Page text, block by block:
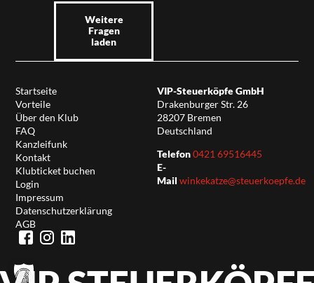
Weitere
Fragen
laden
Startseite
Vorteile
Über den Klub
FAQ
Kanzleifunk
Kontakt
Klubticket buchen
Login
Impressum
Datenschutzerklärung
AGB
VIP-Steuerköpfe GmbH
Drakenburger Str. 26
28207 Bremen
Deutschland
Telefon0421 69516445
E-
Mail winkekatze@steuerkoepfe.de